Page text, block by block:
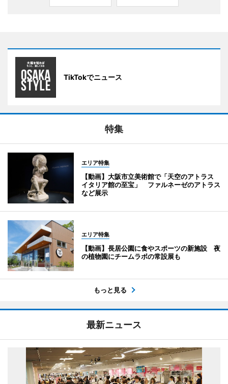
TikTokでニュース
特集
エリア特集
【動画】大阪市立美術館で「天空のアトラス
イタリア館の至宝」 ファルネーゼのアトラス
など展示
エリア特集
【動画】長居公園に食やスポーツの新施設 夜
の植物園にチームラボの常設展も
もっと見る
最新ニュース